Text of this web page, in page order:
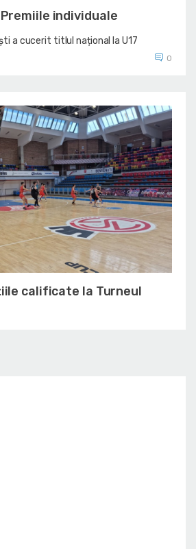
individuale
a cucerit titlul național la U17
0
calificate la Turneul